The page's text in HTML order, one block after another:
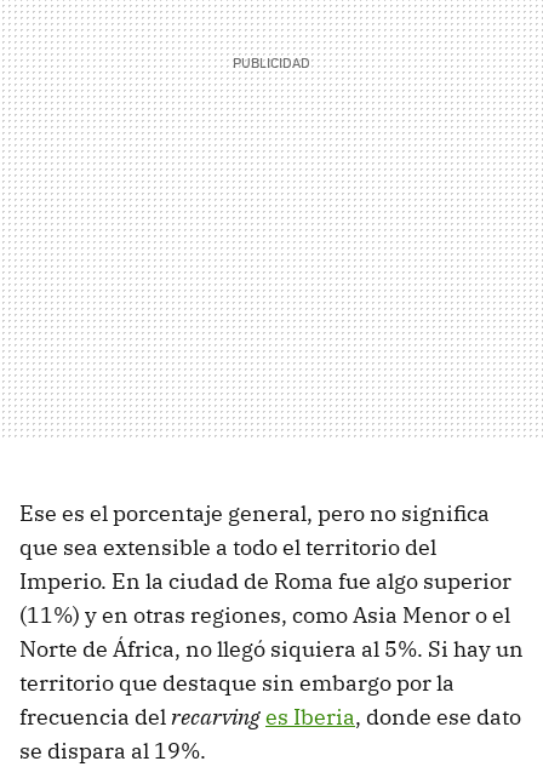
Ese es el porcentaje general, pero no significa
que sea extensible a todo el territorio del
Imperio. En la ciudad de Roma fue algo superior
(11%) y en otras regiones, como Asia Menor o el
Norte de África, no llegó siquiera al 5%. Si hay un
territorio que destaque sin embargo por la
frecuencia delrecarvinges Iberia, donde ese dato
se dispara al 19%.